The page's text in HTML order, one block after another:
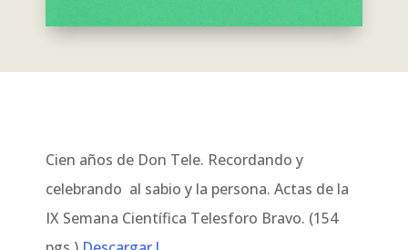
Cien años de Don Tele. Recordando y
celebrando al sabio y la persona. Actas de la
IX Semana Científica Telesforo Bravo. (154